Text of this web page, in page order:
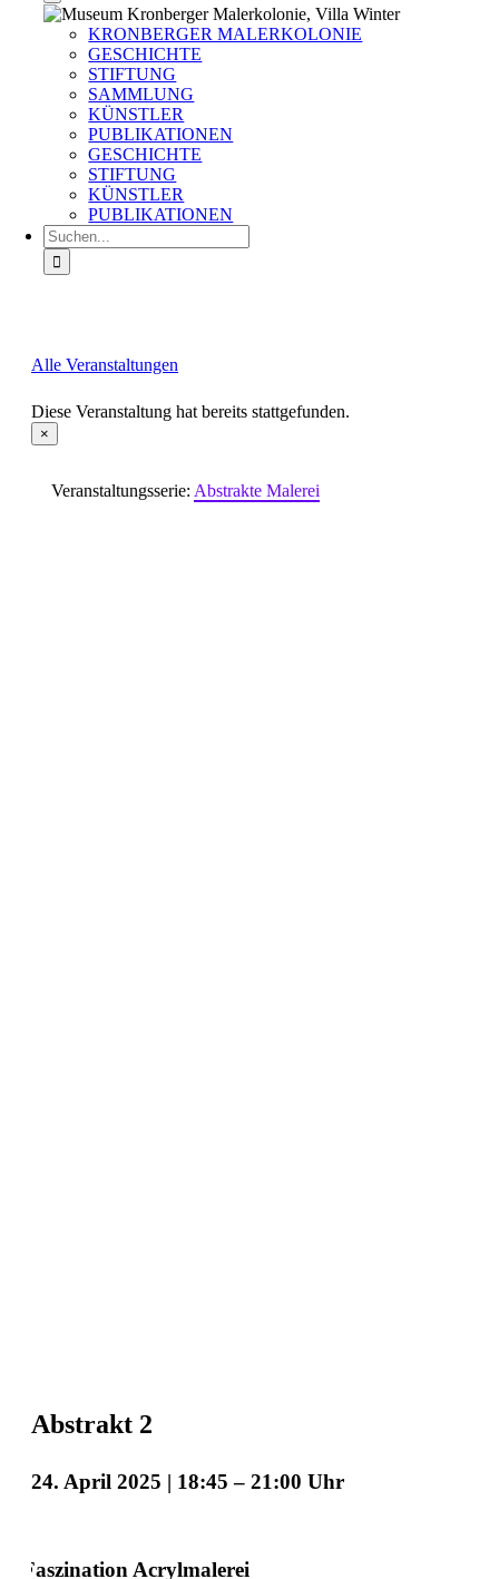
KRONBERGER MALERKOLONIE
GESCHICHTE
STIFTUNG
SAMMLUNG
KÜNSTLER
PUBLIKATIONEN
GESCHICHTE
STIFTUNG
KÜNSTLER
PUBLIKATIONEN
Suche
nach:
Alle Veranstaltungen
Diese Veranstaltung hat bereits stattgefunden.
×
Veranstaltungsserie: Abstrakte Malerei
Abstrakt 2
24. April 2025 | 18:45 – 21:00
Faszination Acrylmalerei